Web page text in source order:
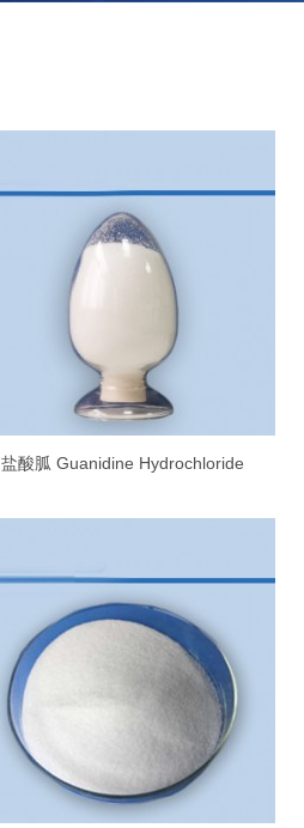
盐酸胍 Guanidine Hydrochloride